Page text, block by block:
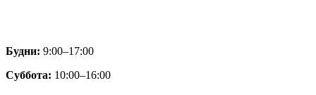
Будни: 9:00–17:00
Суббота: 10:00–16:00